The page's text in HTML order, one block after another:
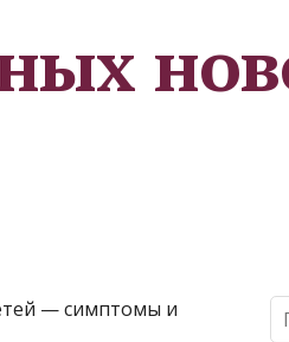
— симптомы и